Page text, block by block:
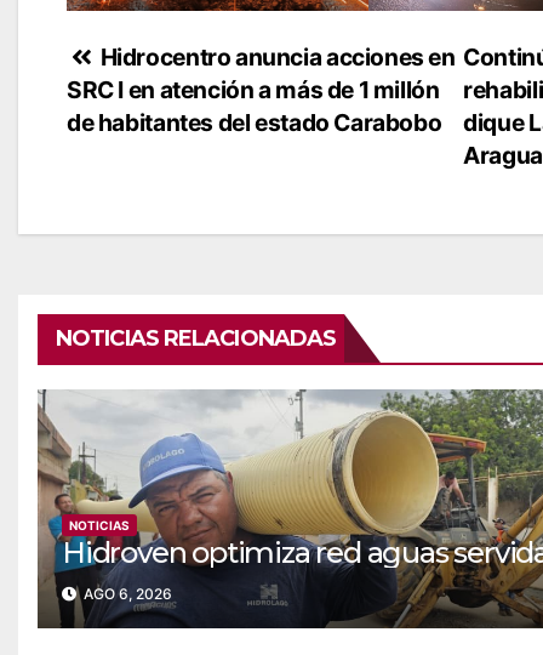
Navegación
de
dique
Hidrocentro anuncia acciones en
SRC I en atención a más de 1 millón
de habitantes del estado Carabobo
NOTICIAS RELACIONADAS
NOTICIAS
Hidroven optimiza red aguas
AGO 6, 2026